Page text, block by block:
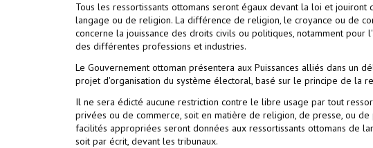
Tous les ressortissants ottomans seront égaux devant la loi et
langage ou de religion. La différence de religion, le croyance ou de
concerne la jouissance des droits civils ou politiques, notamment
des différentes professions et industries.
Le Gouvernement ottoman présentera aux Puissances alliés dans un
projet d'organisation du système électoral, basé sur le principe de la
Il ne sera édicté aucune restriction contre le libre usage par tout
privées ou de commerce, soit en matière de religion, de presse, ou
facilités appropriées seront données aux ressortissants ottomans de
soit par écrit, devant les tribunaux.